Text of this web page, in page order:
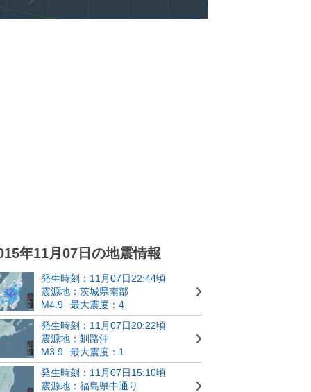
年11月07日の地震情報
発生時刻：11月07日22:44頃
震源地：茨城県南部
M4.9
最大震度：4
発生時刻：11月07日20:22頃
震源地：釧路沖
M3.9
最大震度：1
発生時刻：11月07日15:10頃
震源地：福島県中通り